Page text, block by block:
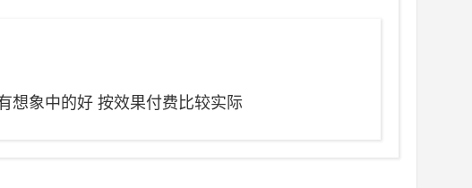
想象中的好 按效果付费比较实际